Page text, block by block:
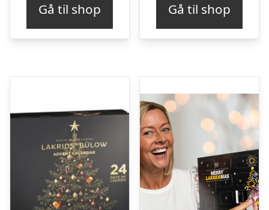
Gå til shop Gå til shop